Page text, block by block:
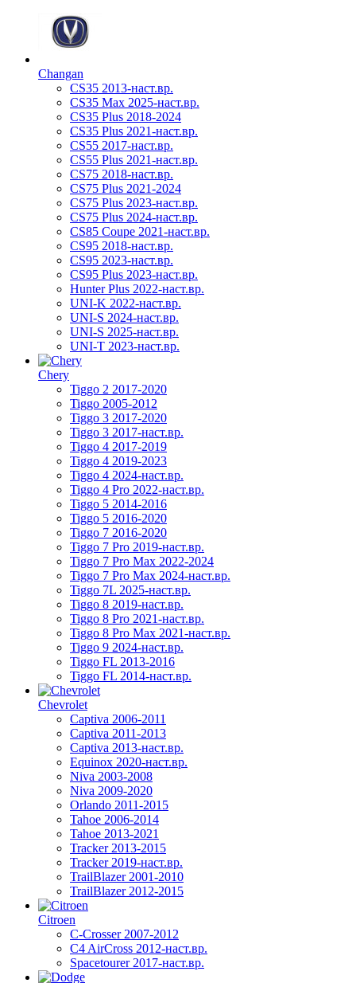
Changan
CS35 2013-наст.вр.
CS35 Max 2025-наст.вр.
CS35 Plus 2018-2024
CS35 Plus 2021-наст.вр.
CS55 2017-наст.вр.
CS55 Plus 2021-наст.вр.
CS75 2018-наст.вр.
CS75 Plus 2021-2024
CS75 Plus 2023-наст.вр.
CS75 Plus 2024-наст.вр.
CS85 Coupe 2021-наст.вр.
CS95 2018-наст.вр.
CS95 2023-наст.вр.
CS95 Plus 2023-наст.вр.
Hunter Plus 2022-наст.вр.
UNI-K 2022-наст.вр.
UNI-S 2024-наст.вр.
UNI-S 2025-наст.вр.
UNI-T 2023-наст.вр.
Chery
Tiggo 2 2017-2020
Tiggo 2005-2012
Tiggo 3 2017-2020
Tiggo 3 2017-наст.вр.
Tiggo 4 2017-2019
Tiggo 4 2019-2023
Tiggo 4 2024-наст.вр.
Tiggo 4 Pro 2022-наст.вр.
Tiggo 5 2014-2016
Tiggo 5 2016-2020
Tiggo 7 2016-2020
Tiggo 7 Pro 2019-наст.вр.
Tiggo 7 Pro Max 2022-2024
Tiggo 7 Pro Max 2024-наст.вр.
Tiggo 7L 2025-наст.вр.
Tiggo 8 2019-наст.вр.
Tiggo 8 Pro 2021-наст.вр.
Tiggo 8 Pro Max 2021-наст.вр.
Tiggo 9 2024-наст.вр.
Tiggo FL 2013-2016
Tiggo FL 2014-наст.вр.
Chevrolet
Captiva 2006-2011
Captiva 2011-2013
Captiva 2013-наст.вр.
Equinox 2020-наст.вр.
Niva 2003-2008
Niva 2009-2020
Orlando 2011-2015
Tahoe 2006-2014
Tahoe 2013-2021
Tracker 2013-2015
Tracker 2019-наст.вр.
TrailBlazer 2001-2010
TrailBlazer 2012-2015
Citroen
C-Crosser 2007-2012
C4 AirCross 2012-наст.вр.
Spacetourer 2017-наст.вр.